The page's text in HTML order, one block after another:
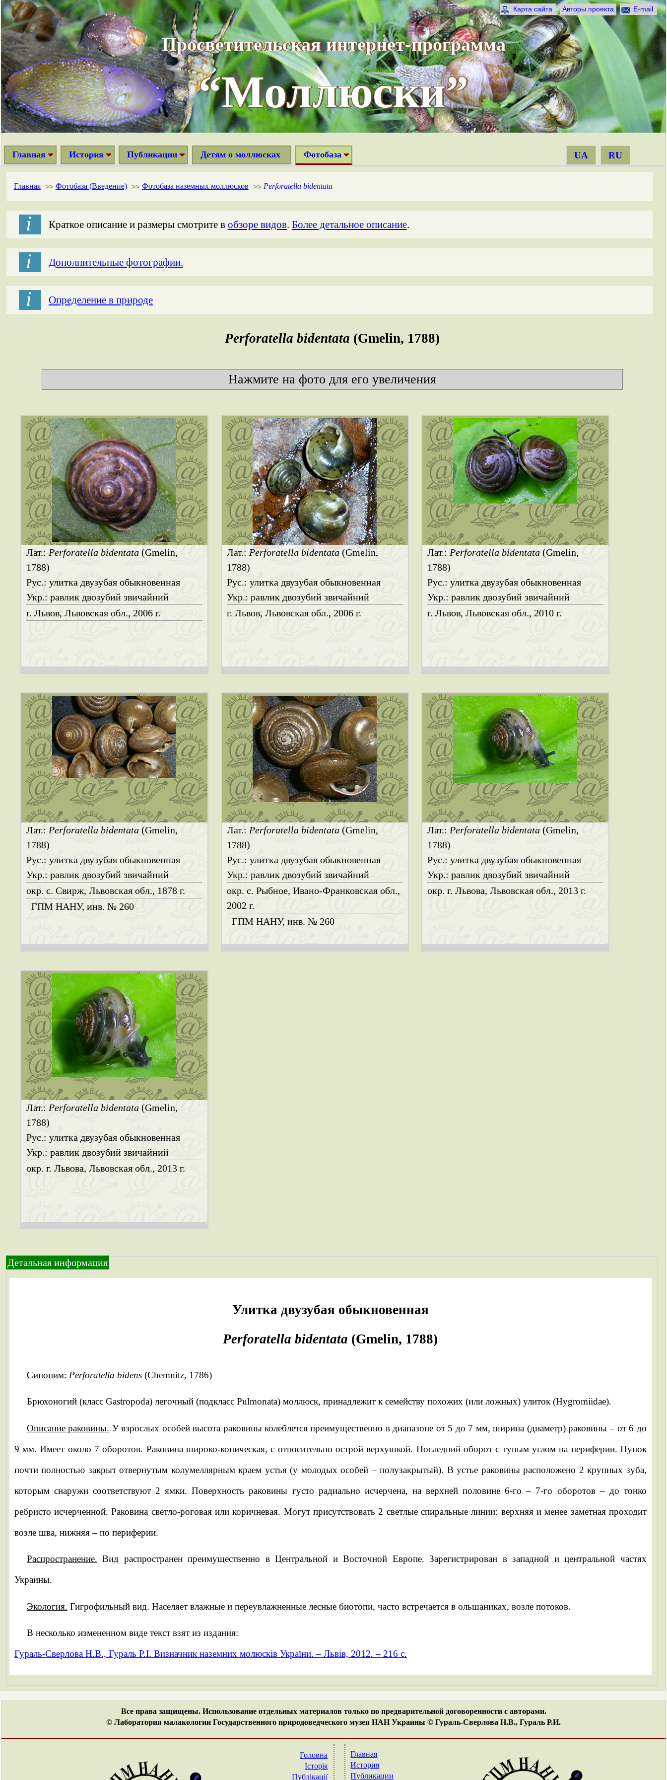
Карта сайта Авторы проекта E-mail
Просветительская интернет-программа
“Моллюски”
Главная История Публикации Детям о моллюсках Фотобаза UA RU
Главная >> Фотобаза (Введение) >> Фотобаза наземных моллюсков >> Perforatella bidentata
і Краткое описание и размеры смотрите в обзоре видов. Более детальное описание.
і Дополнительные фотографии.
і Определение в природе
Perforatella bidentata (Gmelin, 1788)
Нажмите на фото для его увеличения
Лат.: Perforatella bidentata(Gmelin,
1788)
Рус.: улитка двузубая обыкновенная
Укр.: равлик двозубий звичайний
г. Львов, Львовская обл., 2006 г.
Лат.: Perforatella bidentata(Gmelin,
1788)
Рус.: улитка двузубая обыкновенная
Укр.: равлик двозубий звичайний
г. Львов, Львовская обл., 2006 г.
Лат.: Perforatella bidentata(Gmelin,
1788)
Рус.: улитка двузубая обыкновенная
Укр.: равлик двозубий звичайний
г. Львов, Львовская обл., 2010 г.
Лат.: Perforatella bidentata(Gmelin,
1788)
Рус.: улитка двузубая обыкновенная
Укр.: равлик двозубий звичайний
окр. с. Свирж, Львовская обл., 1878 г.
ГПМ НАНУ, инв. № 260
Лат.: Perforatella bidentata(Gmelin,
1788)
Рус.: улитка двузубая обыкновенная
Укр.: равлик двозубий звичайний
окр. с. Рыбное, Ивано-Франковская обл.,
2002 г.
ГПМ НАНУ, инв. № 260
Лат.: Perforatella bidentata(Gmelin,
1788)
Рус.: улитка двузубая обыкновенная
Укр.: равлик двозубий звичайний
окр. г. Львова, Львовская обл., 2013 г.
Лат.: Perforatella bidentata(Gmelin,
1788)
Рус.: улитка двузубая обыкновенная
Укр.: равлик двозубий звичайний
окр. г. Львова, Львовская обл., 2013 г.
Детальная информация
Улитка двузубая обыкновенная
Perforatella bidentata (Gmelin, 1788)
Синоним: Perforatella bidens(Chemnitz, 1786)
Брюхоногий (класс Gastropoda) легочный (подкласс Pulmonata) моллюск, принадлежит к семейству похожих (или ложных) улиток (Hygromiidae).
Описание раковины. У взрослых особей высота раковины колеблется преимущественно в диапазоне от 5 до 7 мм, ширина (диаметр) раковины – от 6 до
9 мм. Имеет около 7 оборотов. Раковина широко-коническая, с относительно острой верхушкой. Последний оборот с тупым углом на периферии. Пупок
почти полностью закрыт отвернутым колумеллярным краем устья (у молодых особей – полузакрытый). В устье раковины расположено 2 крупных зуба,
которым снаружи соответствуют 2 ямки. Поверхность раковины густо радиально исчерчена, на верхней половине 6-го – 7-го оборотов – до тонко
ребристо исчерченной. Раковина светло-роговая или коричневая. Могут присутствовать 2 светлые спиральные линии: верхняя и менее заметная проходит
возле шва, нижняя – по периферии.
Распространение. Вид распространен преимущественно в Центральной и Восточной Европе. Зарегистрирован в западной и центральной частях
Украины.
Экология. Гигрофильный вид. Населяет влажные и переувлажненные лесные биотопи, часто встречается в ольшаниках, возле потоков.
В несколько измененном виде текст взят из издания:
Гураль-Сверлова Н.В., Гураль Р.І. Визначник наземних молюсків України. – Львів, 2012. – 216 с.
Все права защищены. Использование отдельных материалов только по предварительной договоренности с авторами.
© Лаборатория малакологии Государственного природоведческого музея НАН Украины © Гураль-Сверлова Н.В., Гураль Р.И.
Головна
Історія
Публікації
Главная
История
Публикации